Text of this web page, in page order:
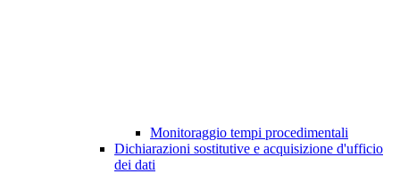
Monitoraggio tempi procedimentali
Dichiarazioni sostitutive e acquisizione d'ufficio
dei dati